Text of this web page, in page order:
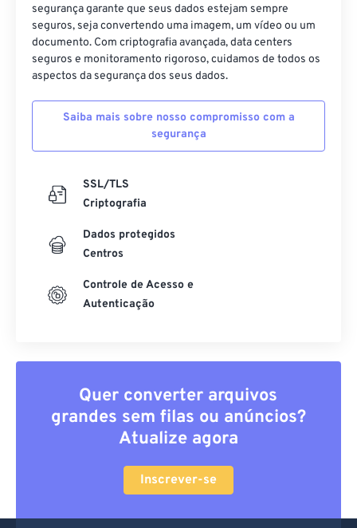
segurança garante que seus dados estejam sempre
seguros, seja convertendo uma imagem, um vídeo ou um
documento. Com criptografia avançada, data centers
seguros e monitoramento rigoroso, cuidamos de todos os
aspectos da segurança dos seus dados.
Saiba mais sobre nosso compromisso com a
segurança
SSL/TLS
Criptografia
Dados protegidos
Centros
Controle de Acesso e
Autenticação
Quer converter arquivos
grandes sem filas ou anúncios?
Atualize agora
Inscrever-se